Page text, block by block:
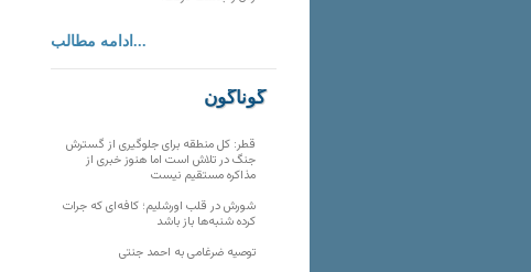
ادامه مطالب...
گوناگون
قطر: کل منطقه برای جلوگیری از گسترش
جنگ در تلاش است اما هنوز خبری از
مذاکره مستقیم نیست
شورش در قلب اورشلیم؛ کافه‌ای که جرات
کرده شنبه‌ها باز باشد
توصیه ضرغامی به احمد جنتی